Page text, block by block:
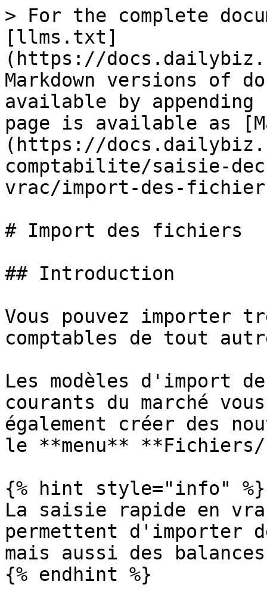
> For the complete
[llms.txt]
(https://
Markdown versions of
available by
page is available as
(https://
comptabilite/saisie-
vrac/import-des-
# Import des fichiers
## Introduction
Vous pouvez importer
comptables de tout
Les modèles d'import
courants du marché
également créer des
le **menu**
{% hint style="info" %}
La saisie rapide en
permettent d'importer
mais aussi des
{% endhint %}